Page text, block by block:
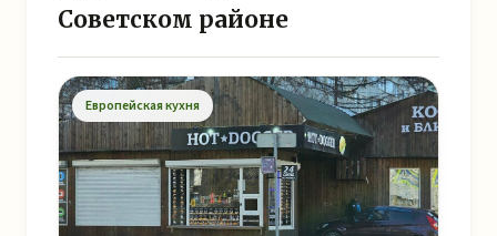
Советском районе
Европейская кухня